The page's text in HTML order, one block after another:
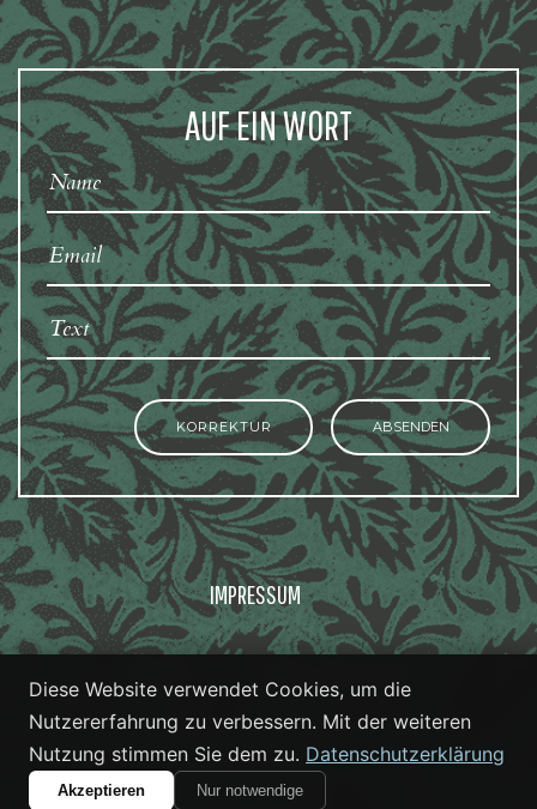
AUF EIN WORT
KORREKTUR ABSENDEN
IMPRESSUM
Diese Website verwendet Cookies, um die
Nutzererfahrung zu verbessern. Mit der weiteren
Nutzung stimmen Sie dem zu. Datenschutzerklärung
Akzeptieren Nur notwendige